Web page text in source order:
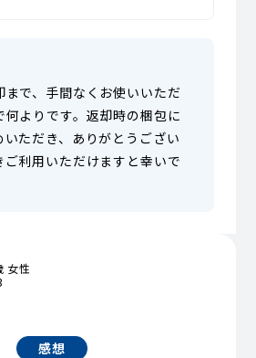
まで、手間なくお使いいただ
何よりです。返却時の梱包に
いただき、ありがとうござい
ご利用いただけますと幸いで
女性
感想